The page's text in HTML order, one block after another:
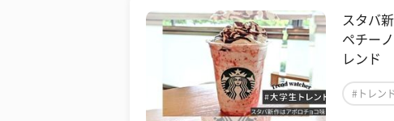
スタバ
ペチー
レンド
#トレンド